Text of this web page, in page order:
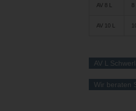
AV 8 L 8
AV 10 L
AV L
Wir beraten